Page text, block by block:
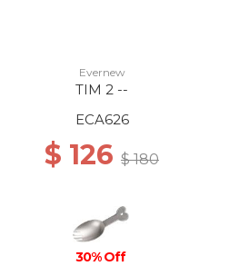
Evernew
TIM 2 --
ECA626
$ 126 $ 180
30% Off